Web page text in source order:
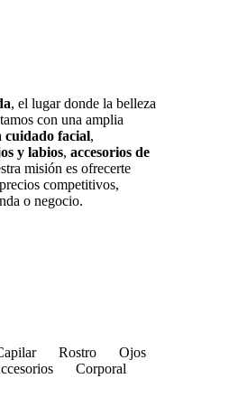
, el lugar donde la belleza
con una amplia
cuidado facial,
y labios,accesorios de
misión es ofrecerte
competitivos,
o negocio.
Rostro
Ojos
Corporal